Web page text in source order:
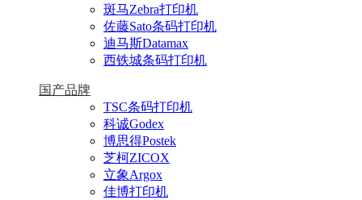
斑马Zebra打印机
佐藤Sato条码打印机
迪马斯Datamax
西铁城条码打印机
国产品牌
TSC条码打印机
科诚Godex
博思得Postek
芝柯ZICOX
立象Argox
佳博打印机